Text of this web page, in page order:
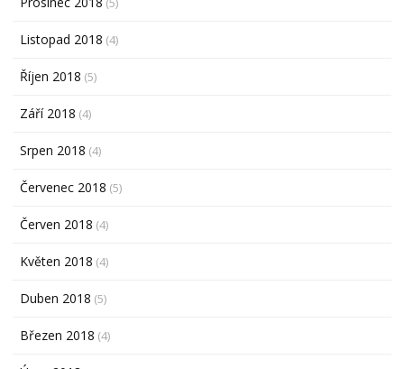
Listopad 2018 (4)
Říjen 2018 (5)
Září 2018 (4)
Srpen 2018 (4)
Červenec 2018 (5)
Červen 2018 (4)
Květen 2018 (4)
Duben 2018 (5)
Březen 2018 (4)